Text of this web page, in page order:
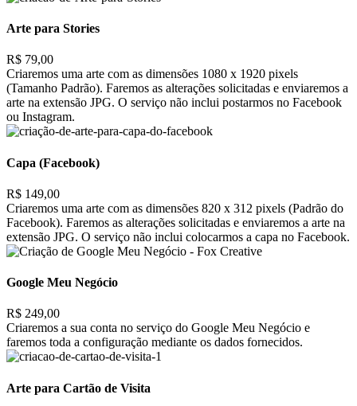
Arte para Stories
R$ 79,00
Criaremos uma arte com as dimensões 1080 x 1920 pixels
(Tamanho Padrão). Faremos as alterações solicitadas e enviaremos a
arte na extensão JPG. O serviço não inclui postarmos no Facebook
ou Instagram.
Capa (Facebook)
R$ 149,00
Criaremos uma arte com as dimensões 820 x 312 pixels (Padrão do
Facebook). Faremos as alterações solicitadas e enviaremos a arte na
extensão JPG. O serviço não inclui colocarmos a capa no Facebook.
Google Meu Negócio
R$ 249,00
Criaremos a sua conta no serviço do Google Meu Negócio e
faremos toda a configuração mediante os dados fornecidos.
Arte para Cartão de Visita